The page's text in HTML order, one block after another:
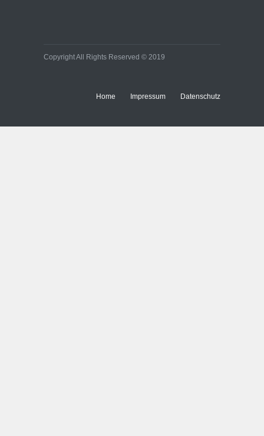
Copyright All Rights Reserved © 2019
Home Impressum Datenschutz